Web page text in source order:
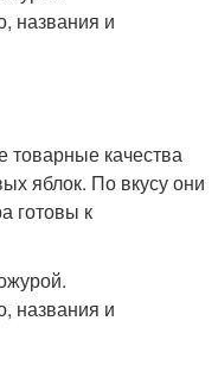
товарные качества
яблок. По вкусу они
готовы к